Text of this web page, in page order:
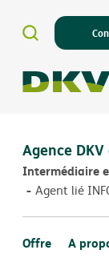
Agence DKV
Intermédiaire
Agent lié
Offre A